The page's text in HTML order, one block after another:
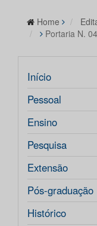
Home
Portaria N.
Início
Pessoal
Ensino
Pesquisa
Extensão
Pós-graduação
Histórico